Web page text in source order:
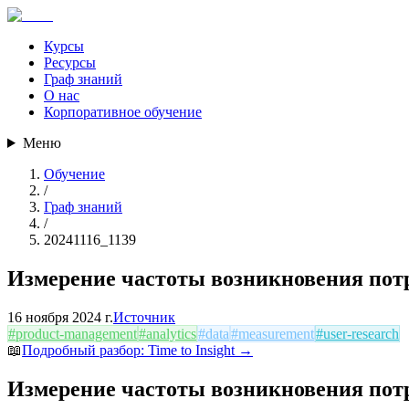
Курсы
Ресурсы
Граф знаний
О нас
Корпоративное обучение
Меню
Обучение
/
Граф знаний
/
20241116_1139
Измерение частоты возникновения
16 ноября 2024 г.Источник
#product-management#analytics#data#measurement#user-research
📖Подробный разбор: Time to Insight →
Измерение частоты возникновения